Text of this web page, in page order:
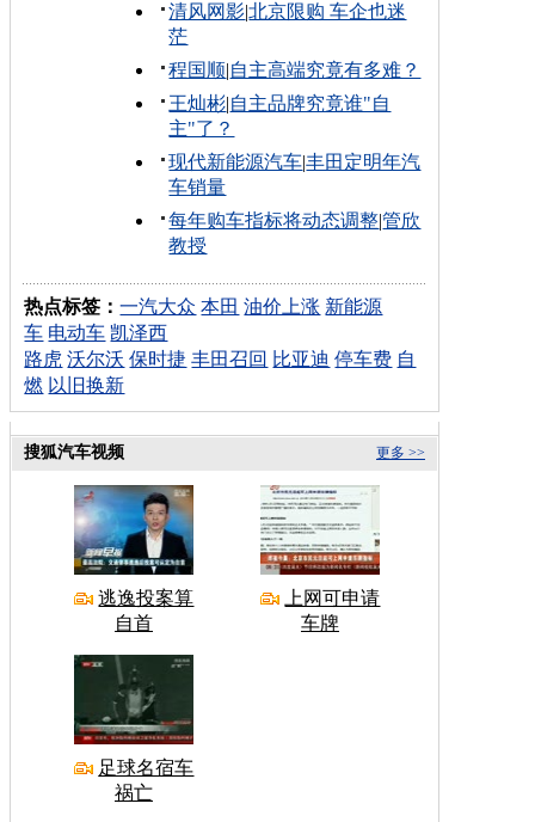
清风网影|北京限购 车企也迷
茫
程国顺|自主高端究竟有多难？
王灿彬|自主品牌究竟谁"自
主"了？
现代新能源汽车|丰田定明年汽
车销量
每年购车指标将动态调整|管欣
教授
热点标签：一汽大众 本田 油价上涨 新能源
车 电动车 凯泽西
路虎 沃尔沃 保时捷 丰田召回 比亚迪 停车费 自
燃 以旧换新
更多 >>
搜狐汽车视频
逃逸投案算
自首
上网可申请
车牌
足球名宿车
祸亡